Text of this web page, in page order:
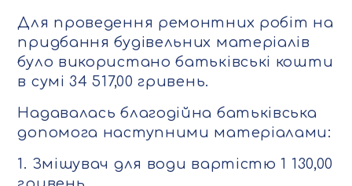
Для проведення ремонтних робіт на
придбання будівельних матеріалів
було використано батьківські кошти
в сумі 34 517,00 гривень.
Надавалась благодійна батьківська
допомога наступними матеріалами:
1. Змішувач для води вартістю 1 130,00